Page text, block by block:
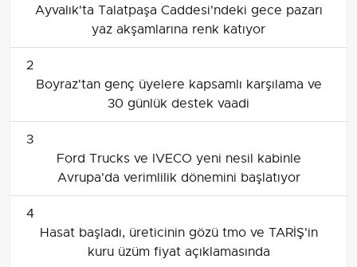
Ayvalık'ta Talatpaşa Caddesi'ndeki gece pazarı
yaz akşamlarına renk katıyor
2
Boyraz'tan genç üyelere kapsamlı karşılama ve
30 günlük destek vaadi
3
Ford Trucks ve IVECO yeni nesil kabinle
Avrupa'da verimlilik dönemini başlatıyor
4
Hasat başladı, üreticinin gözü tmo ve TARİŞ'in
kuru üzüm fiyat açıklamasında